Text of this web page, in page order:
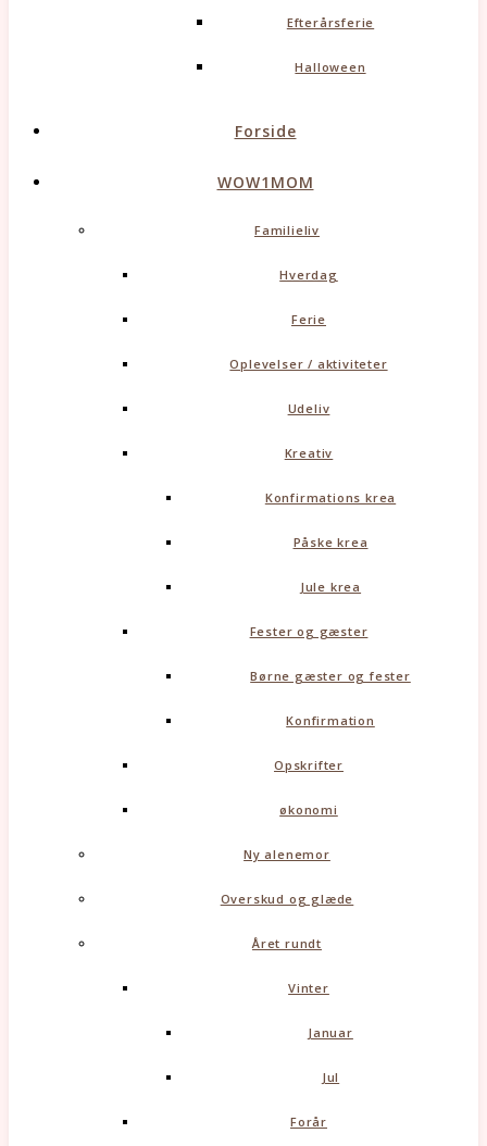
Efterårsferie
Halloween
Forside
WOW1MOM
Familieliv
Hverdag
Ferie
Oplevelser / aktiviteter
Udeliv
Kreativ
Konfirmations krea
Påske krea
Jule krea
Fester og gæster
Børne gæster og fester
Konfirmation
Opskrifter
økonomi
Ny alenemor
Overskud og glæde
Året rundt
Vinter
Januar
Jul
Forår